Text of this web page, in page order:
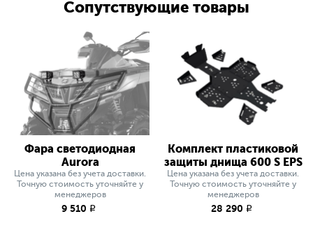
Сопутствующие товары
Фара светодиодная
Aurora
Цена указана без учета доставки.
Точную стоимость уточняйте у
менеджеров
9 510 q
Комплект пластиковой
защиты днища 600 S EPS
Цена указана без учета доставки.
Точную стоимость уточняйте у
менеджеров
28 290 q